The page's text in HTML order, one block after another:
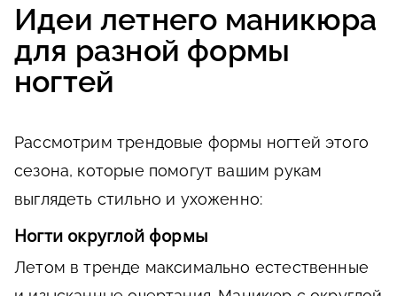
Идеи летнего маникюра
для разной формы
ногтей
Рассмотрим трендовые формы ногтей этого
сезона, которые помогут вашим рукам
выглядеть стильно и ухоженно:
Ногти округлой формы
Летом в тренде максимально естественные